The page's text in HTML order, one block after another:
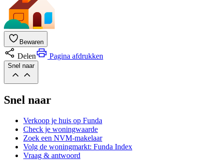
Bewaren
Delen Pagina afdrukken
Snel naar
Snel naar
Verkoop je huis op Funda
Check je woningwaarde
Zoek een NVM-makelaar
Volg de woningmarkt: Funda Index
Vraag & antwoord